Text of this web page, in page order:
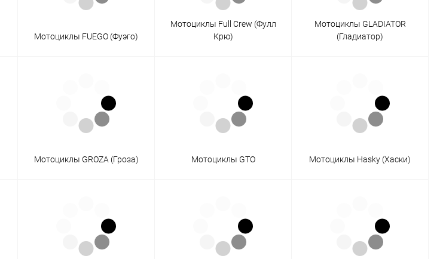
Мотоциклы FUEGO (Фуэго)
Мотоциклы Full Crew (Фулл
Крю)
Мотоциклы GLADIATOR
(Гладиатор)
Мотоциклы GROZA (Гроза) Мотоциклы GTO Мотоциклы Hasky (Хаски)